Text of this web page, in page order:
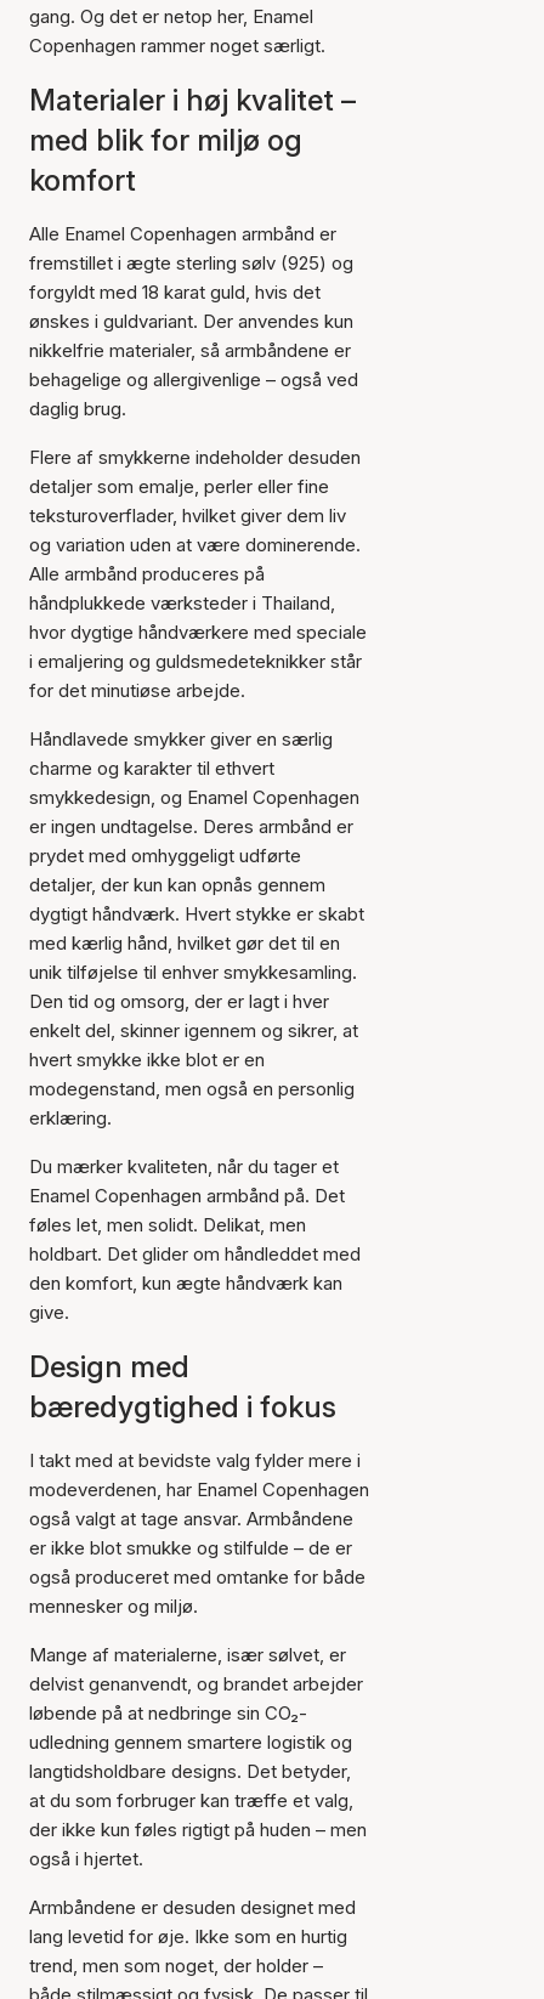
gang. Og det er netop her, Enamel
Copenhagen rammer noget særligt.
Materialer i høj kvalitet –
med blik for miljø og
komfort
Alle Enamel Copenhagen armbånd er
fremstillet i ægte sterling sølv (925) og
forgyldt med 18 karat guld, hvis det
ønskes i guldvariant. Der anvendes kun
nikkelfrie materialer, så armbåndene er
behagelige og allergivenlige – også ved
daglig brug.
Flere af smykkerne indeholder desuden
detaljer som emalje, perler eller fine
teksturoverflader, hvilket giver dem liv
og variation uden at være dominerende.
Alle armbånd produceres på
håndplukkede værksteder i Thailand,
hvor dygtige håndværkere med speciale
i emaljering og guldsmedeteknikker står
for det minutiøse arbejde.
Håndlavede smykker giver en særlig
charme og karakter til ethvert
smykkedesign, og Enamel Copenhagen
er ingen undtagelse. Deres armbånd er
prydet med omhyggeligt udførte
detaljer, der kun kan opnås gennem
dygtigt håndværk. Hvert stykke er skabt
med kærlig hånd, hvilket gør det til en
unik tilføjelse til enhver smykkesamling.
Den tid og omsorg, der er lagt i hver
enkelt del, skinner igennem og sikrer, at
hvert smykke ikke blot er en
modegenstand, men også en personlig
erklæring.
Du mærker kvaliteten, når du tager et
Enamel Copenhagen armbånd på. Det
føles let, men solidt. Delikat, men
holdbart. Det glider om håndleddet med
den komfort, kun ægte håndværk kan
give.
Design med
bæredygtighed i fokus
I takt med at bevidste valg fylder mere i
modeverdenen, har Enamel Copenhagen
også valgt at tage ansvar. Armbåndene
er ikke blot smukke og stilfulde – de er
også produceret med omtanke for både
mennesker og miljø.
Mange af materialerne, især sølvet, er
delvist genanvendt, og brandet arbejder
løbende på at nedbringe sin CO₂-
udledning gennem smartere logistik og
langtidsholdbare designs. Det betyder,
at du som forbruger kan træffe et valg,
der ikke kun føles rigtigt på huden – men
også i hjertet.
Armbåndene er desuden designet med
lang levetid for øje. Ikke som en hurtig
trend, men som noget, der holder –